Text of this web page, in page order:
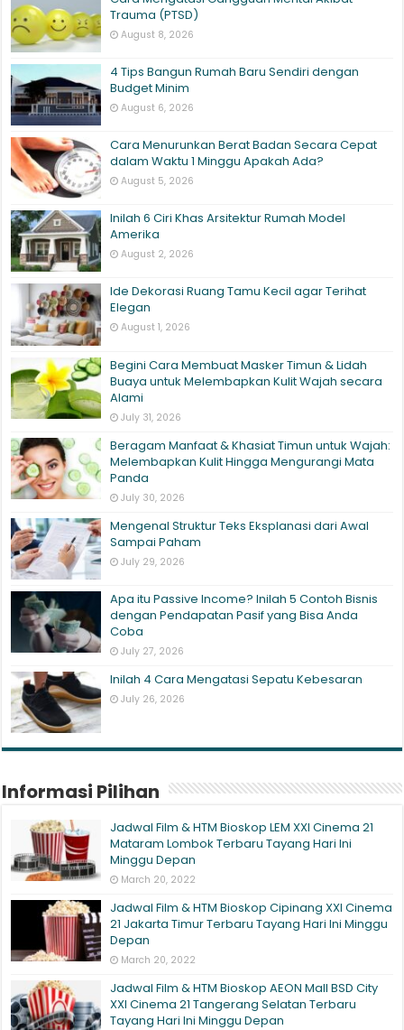
Trauma (PTSD)
August 8, 2026
4 Tips Bangun Rumah Baru Sendiri dengan
Budget Minim
August 6, 2026
Cara Menurunkan Berat Badan Secara Cepat
dalam Waktu 1 Minggu Apakah Ada?
August 5, 2026
Inilah 6 Ciri Khas Arsitektur Rumah Model
Amerika
August 2, 2026
Ide Dekorasi Ruang Tamu Kecil agar Terihat
Elegan
August 1, 2026
Begini Cara Membuat Masker Timun & Lidah
Buaya untuk Melembapkan Kulit Wajah secara
Alami
July 31, 2026
Beragam Manfaat & Khasiat Timun untuk Wajah:
Melembapkan Kulit Hingga Mengurangi Mata
Panda
July 30, 2026
Mengenal Struktur Teks Eksplanasi dari Awal
Sampai Paham
July 29, 2026
Apa itu Passive Income? Inilah 5 Contoh Bisnis
dengan Pendapatan Pasif yang Bisa Anda
Coba
July 27, 2026
Inilah 4 Cara Mengatasi Sepatu Kebesaran
July 26, 2026
Informasi Pilihan
Jadwal Film & HTM Bioskop LEM XXI Cinema 21
Mataram Lombok Terbaru Tayang Hari Ini
Minggu Depan
March 20, 2022
Jadwal Film & HTM Bioskop Cipinang XXI Cinema
21 Jakarta Timur Terbaru Tayang Hari Ini Minggu
Depan
March 20, 2022
Jadwal Film & HTM Bioskop AEON Mall BSD City
XXI Cinema 21 Tangerang Selatan Terbaru
Tayang Hari Ini Minggu Depan